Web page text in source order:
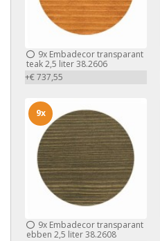
9x Embadecor transparant
teak 2,5 liter 38.2606
+€ 737,55
9x Embadecor transparant
ebben 2,5 liter 38.2608
9x